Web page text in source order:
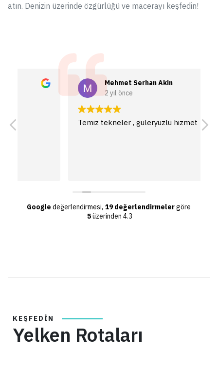
atın. Denizin üzerinde özgürlüğü ve macerayı keşfedin!
Mehmet Serhan Akin
2 yıl önce
Temiz tekneler , güleryüzlü hizmet
Google değerlendirmesi, 19 değerlendirmelergöre
5üzerinden 4.3
KEŞFEDIN
Yelken Rotaları